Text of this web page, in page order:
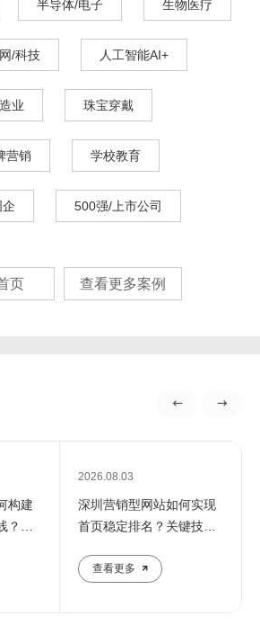
半导体/电子 生物医疗
/科技 人工智能AI+
业 珠宝穿戴
营销 学校教育
500强/上市公司
页 查看更多案例
构建
专
2026.08.03
深圳营销型网站如何实现
首页稳定排名？关键技巧
查看更多